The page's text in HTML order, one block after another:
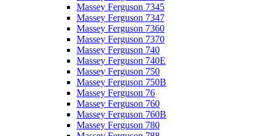
Massey Ferguson 7345
Massey Ferguson 7347
Massey Ferguson 7360
Massey Ferguson 7370
Massey Ferguson 740
Massey Ferguson 740E
Massey Ferguson 750
Massey Ferguson 750B
Massey Ferguson 76
Massey Ferguson 760
Massey Ferguson 760B
Massey Ferguson 780